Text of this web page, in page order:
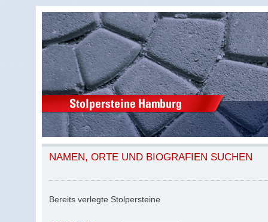
NAMEN, ORTE UND BIOGRAFIEN SUCHEN
Bereits verlegte Stolpersteine